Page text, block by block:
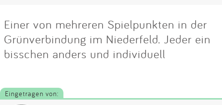
Einer von mehreren Spielpunkten in der
Grünverbindung im Niederfeld. Jeder ein
bisschen anders und individuell
Eingetragen von: